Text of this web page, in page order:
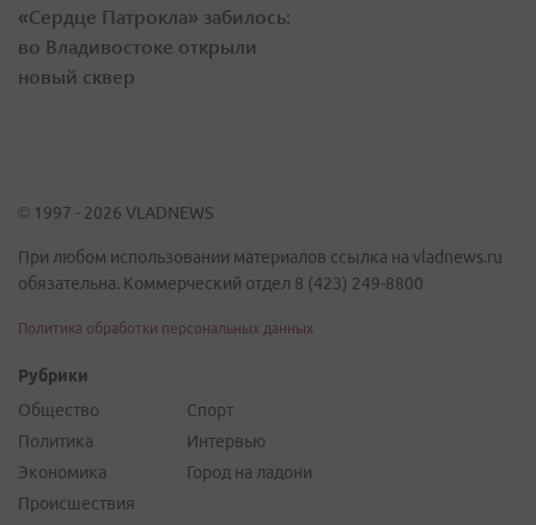
«Сердце Патрокла» забилось:
во Владивостоке открыли
новый сквер
© 1997 - 2026 VLADNEWS
При любом использовании материалов ссылка на vladnews.ru
обязательна. Коммерческий отдел 8 (423) 249-8800
Политика обработки персональных данных
Рубрики
Общество
Политика
Экономика
Происшествия
Спорт
Интервью
Город на ладони